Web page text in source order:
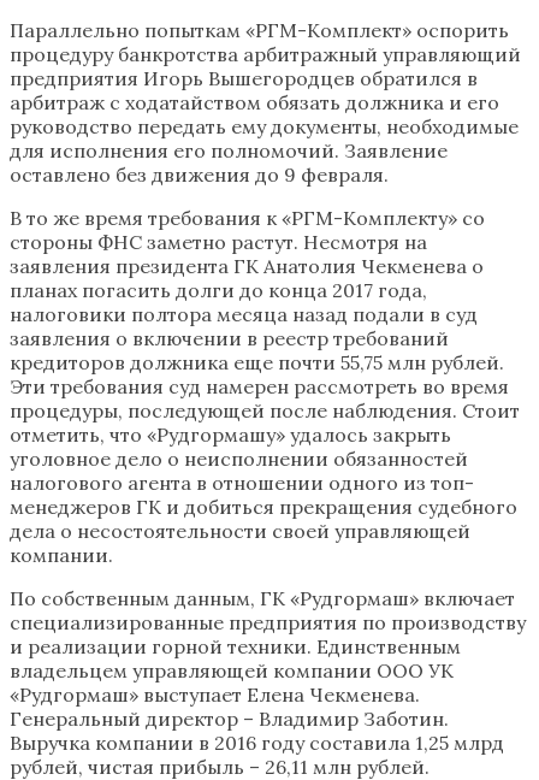
Параллельно попыткам «РГМ-Комплект» оспорить
процедуру банкротства арбитражный управляющий
предприятия Игорь Вышегородцев обратился в
арбитраж с ходатайством обязать должника и его
руководство передать ему документы, необходимые
для исполнения его полномочий. Заявление
оставлено без движения до 9 февраля.
В то же время требования к «РГМ-Комплекту» со
стороны ФНС заметно растут. Несмотря на
заявления президента ГК Анатолия Чекменева о
планах погасить долги до конца 2017 года,
налоговики полтора месяца назад подали в суд
заявления о включении в реестр требований
кредиторов должника еще почти 55,75 млн рублей.
Эти требования суд намерен рассмотреть во время
процедуры, последующей после наблюдения. Стоит
отметить, что «Рудгормашу» удалось закрыть
уголовное дело о неисполнении обязанностей
налогового агента в отношении одного из топ-
менеджеров ГК и добиться прекращения судебного
дела о несостоятельности своей управляющей
компании.
По собственным данным, ГК «Рудгормаш» включает
специализированные предприятия по производству
и реализации горной техники. Единственным
владельцем управляющей компании ООО УК
«Рудгормаш» выступает Елена Чекменева.
Генеральный директор – Владимир Заботин.
Выручка компании в 2016 году составила 1,25 млрд
рублей, чистая прибыль – 26,11 млн рублей.